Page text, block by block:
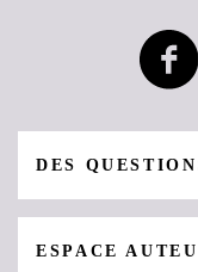
DES
ESPACE